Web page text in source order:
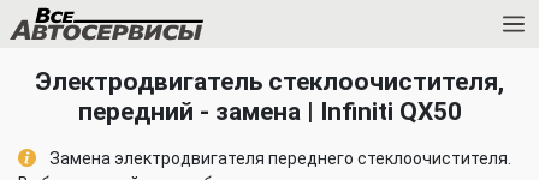
Электродвигатель стеклоочистителя,
передний - замена | Infiniti QX50
Замена электродвигателя переднего стеклоочистителя.